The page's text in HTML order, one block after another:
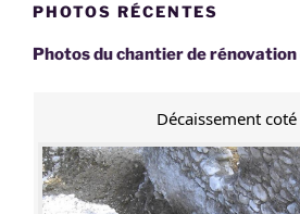
PHOTOS RÉCENTES
Photos du chantier de rénovation
Décaissement